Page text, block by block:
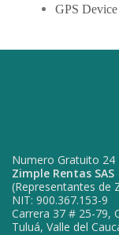
GPS
Numero Gratuito 24
Zimple Rentas SAS
(Representantes de
NIT: 900.367.153-9
Carrera 37 # 25-79,
Tuluá, Valle del